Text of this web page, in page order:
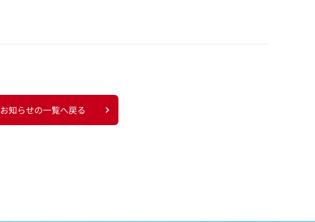
お知らせの一覧へ戻る